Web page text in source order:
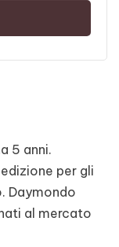
5 anni.
per gli
Daymondo
al mercato